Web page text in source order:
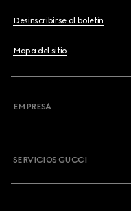
Desinscribirse al boletín
Mapa del sitio
EMPRESA
SERVICIOS GUCCI